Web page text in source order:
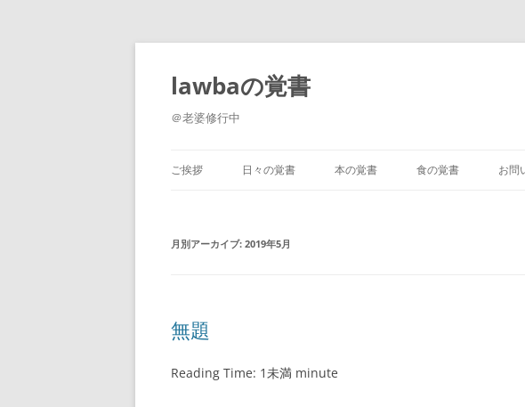
コ
テ
ン
ツ
へ
ス
lawbaの覚書
＠老婆修行中
ご挨拶 日々の覚書 本の覚書 食の覚書 お問
月別アーカイブ: 2019年5月
無題
Reading Time: 1未満 minute